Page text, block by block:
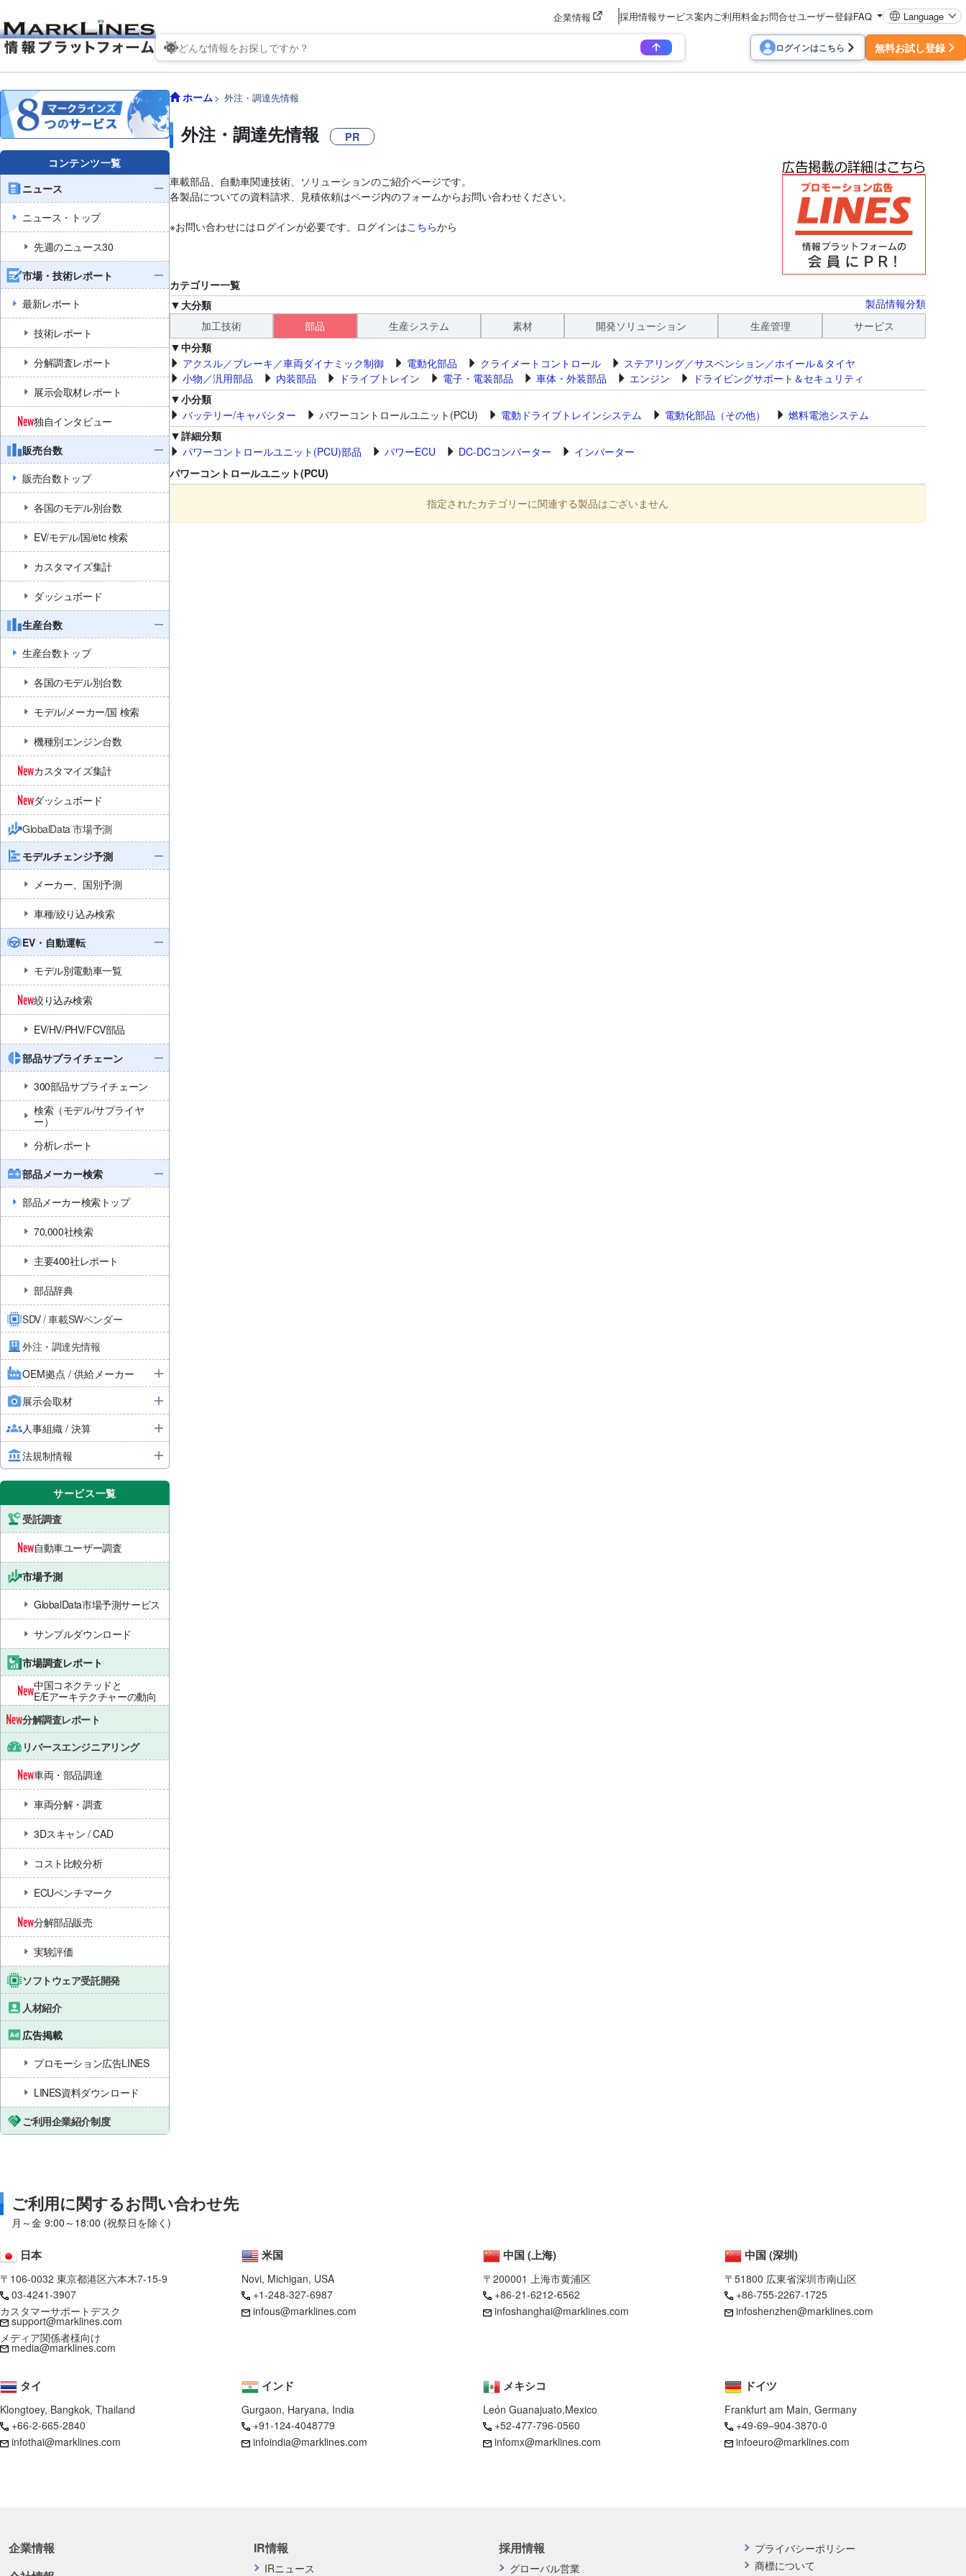
企業情報 採用情報サービス案内 ご利用料金お問合せユーザー登録FAQ Language
ログインはこちら 無料お試し登録
コンテンツ一覧
ニュース
ニュース・トップ
先週のニュース30
市場・技術レポート
最新レポート
技術レポート
分解調査レポート
展示会取材レポート
独自インタビュー
販売台数
販売台数トップ
各国のモデル別台数
EV/モデル/国/etc 検索
カスタマイズ集計
ダッシュボード
生産台数
生産台数トップ
各国のモデル別台数
モデル/メーカー/国 検索
機種別エンジン台数
カスタマイズ集計
ダッシュボード
GlobalData 市場予測
モデルチェンジ予測
メーカー、国別予測
車種/絞り込み検索
EV・自動運転
モデル別電動車一覧
絞り込み検索
EV/HV/PHV/FCV部品
部品サプライチェーン
300部品サプライチェーン
検索（モデル/サプライヤ
ー）
分析レポート
部品メーカー検索
部品メーカー検索トップ
70,000社検索
主要400社レポート
部品辞典
SDV / 車載SWベンダー
外注・調達先情報
OEM拠点 / 供給メーカー
展示会取材
人事組織 / 決算
法規制情報
サービス一覧
受託調査
自動車ユーザー調査
市場予測
GlobalData市場予測サービス
サンプルダウンロード
市場調査レポート
中国コネクテッドと
E/Eアーキテクチャーの動向
分解調査レポート
リバースエンジニアリング
車両・部品調達
車両分解・調査
3Dスキャン / CAD
コスト比較分析
ECUベンチマーク
分解部品販売
実験評価
ソフトウェア受託開発
人材紹介
広告掲載
プロモーション広告LINES
LINES資料ダウンロード
ご利用企業紹介制度
ホーム 外注・調達先情報
外注・調達先情報 PR
車載部品、自動車関連技術、ソリューションのご紹介ページです。
各製品についての資料請求、見積依頼はページ内のフォームからお問い合わせください。
※お問い合わせにはログインが必要です。ログインはこちらから
カテゴリー一覧
製品情報分類
大分類
加工技術
部品 生産システム 素材 開発ソリューション 生産管理
サービス
中分類
アクスル／ブレーキ／車両ダイナミック制御
電動化部品 クライメートコントロール
ステアリング／サスペンション／ホイール＆タイヤ
小物／汎用部品
内装部品 ドライブトレイン 電子・電装部品 車体・外装部品 エンジン
ドライビングサポート＆セキュリティ
小分類
バッテリー/キャパシター
パワーコントロールユニット(PCU) 電動ドライブトレインシステム 電動化部品（その他）
燃料電池システム
詳細分類
パワーコントロールユニット(PCU)部品
パワーECU DC-DCコンバーター
インバーター
パワーコントロールユニット(PCU)
指定されたカテゴリーに関連する製品はございません
ご利用に関するお問い合わせ先
月～金 9:00～18:00 (祝祭日を除く)
日本
〒106-0032 東京都港区六本木7-15-9
03-4241-3907
カスタマーサポートデスク
support@marklines.com
メディア関係者様向け
media@marklines.com
米国
Novi, Michigan, USA
+1-248-327-6987
infous@marklines.com
メキシコ
León Guanajuato,Mexico
+52-477-796-0560
infomx@marklines.com
ドイツ
Frankfurt am Main, Germany
+49-69–904-3870-0
infoeuro@marklines.com
中国 (上海)
〒200001 上海市黄浦区
+86-21-6212-6562
infoshanghai@marklines.com
中国 (深圳)
〒51800 広東省深圳市南山区
+86-755-2267-1725
infoshenzhen@marklines.com
タイ
Klongtoey, Bangkok, Thailand
+66-2-665-2840
infothai@marklines.com
インド
Gurgaon, Haryana, India
+91-124-4048779
infoindia@marklines.com
企業情報
プライバシーポリシー
商標について
採用情報
グローバル営業
IR情報
IRニュース